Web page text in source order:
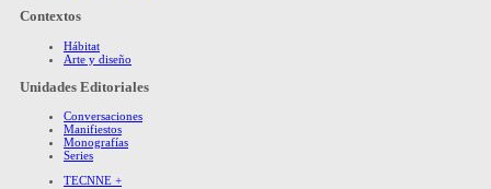
Contextos
Hábitat
Arte y diseño
Unidades Editoriales
Conversaciones
Manifiestos
Monografías
Series
TECNNE +